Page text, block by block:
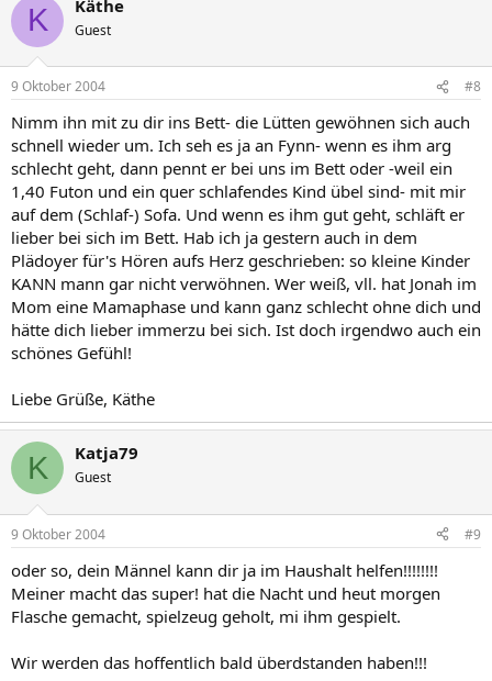
K Käthe
Guest
9 Oktober 2004 #8
Nimm ihn mit zu dir ins Bett- die Lütten gewöhnen sich auch
schnell wieder um. Ich seh es ja an Fynn- wenn es ihm arg
schlecht geht, dann pennt er bei uns im Bett oder -weil ein
1,40 Futon und ein quer schlafendes Kind übel sind- mit mir
auf dem (Schlaf-) Sofa. Und wenn es ihm gut geht, schläft er
lieber bei sich im Bett. Hab ich ja gestern auch in dem
Plädoyer für's Hören aufs Herz geschrieben: so kleine Kinder
KANN mann gar nicht verwöhnen. Wer weiß, vll. hat Jonah im
Mom eine Mamaphase und kann ganz schlecht ohne dich und
hätte dich lieber immerzu bei sich. Ist doch irgendwo auch ein
schönes Gefühl!
Liebe Grüße, Käthe
K Katja79
Guest
9 Oktober 2004 #9
oder so, dein Männel kann dir ja im Haushalt helfen!!!!!!!!
Meiner macht das super! hat die Nacht und heut morgen
Flasche gemacht, spielzeug geholt, mi ihm gespielt.
Wir werden das hoffentlich bald überdstanden haben!!!